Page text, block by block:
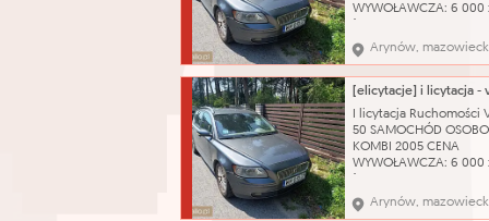
WYWOŁAWCZA: 6 000
Pojazd w pełni sprawny
technicznie – silnik
problemu. Do
posiadamy komplet
oryginalnych
Wizualny stan auta
jako dobry, zadbany.
katalog
Arynów,
I licytacja Ruchomości
50 SAMOCHÓD
KOMBI 2005 CENA
WYWOŁAWCZA: 6 000
Pojazd w pełni sprawny
technicznie – silnik
Arynów,